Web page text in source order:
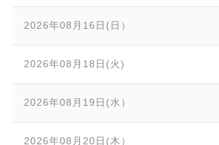
2026年08月16日(日）
2026年08月18日(火)
2026年08月19日(水）
2026年08月20日(木）